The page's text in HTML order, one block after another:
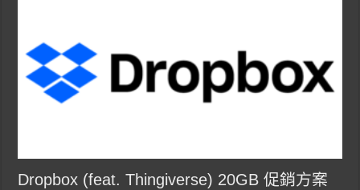
Dropbox (feat. Thingiverse) 20GB 促銷方案